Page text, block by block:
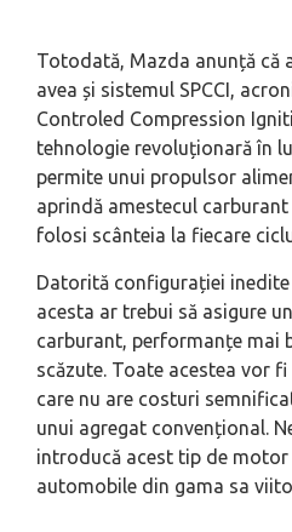
Totodată, Mazda anunță că
avea și sistemul SPCCI,
Controled Compression
tehnologie revoluționară în
permite unui propulsor
aprindă amestecul
folosi scânteia la fiecare
Datorită configurației inedite
acesta ar trebui să asigure
carburant, performanțe mai
scăzute. Toate acestea vor
care nu are costuri
unui agregat convențional.
introducă acest tip de
automobile din gama sa